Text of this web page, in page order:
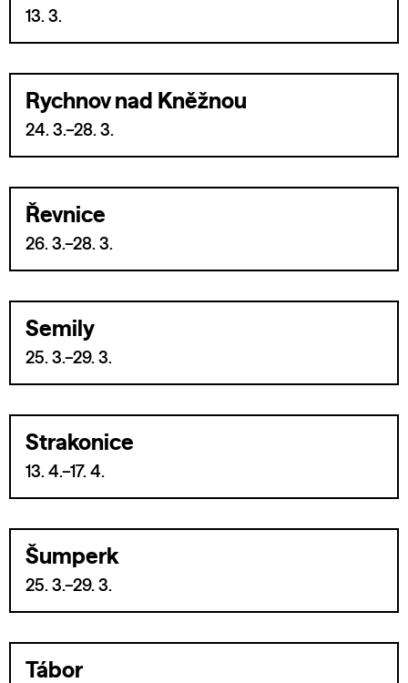
13. 3.
Rychnov nad Kněžnou
24. 3.–28. 3.
Řevnice
26. 3.–28. 3.
Semily
25. 3.–29. 3.
Strakonice
13. 4.–17. 4.
Šumperk
25. 3.–29. 3.
Tábor